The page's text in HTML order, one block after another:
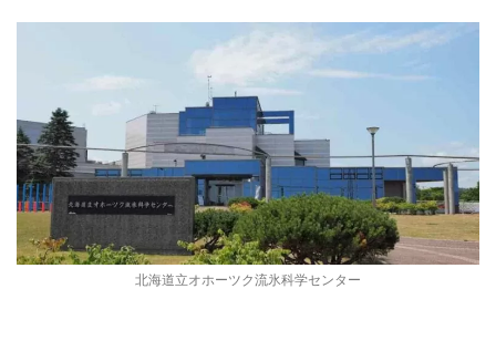
北海道立オホーツク流氷科学センター